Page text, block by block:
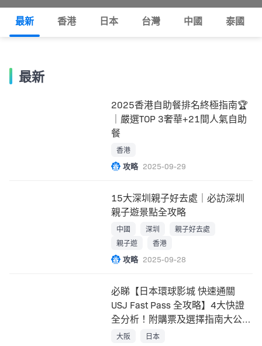
最新 香港 日本 台灣 中國 泰國
最新
2025香港自助餐排名終極指南🏆
｜嚴選TOP 3奢華+21間人氣自助
餐
香港
攻略 2025-09-29
15大深圳親子好去處｜必訪深圳
親子遊景點全攻略
中國 深圳
親子好去處
親子遊
香港
攻略 2025-09-28
必睇【日本環球影城 快速通關
USJ Fast Pass 全攻略】4大快證
全分析！附購票及選擇指南大公
開！
大阪 日本